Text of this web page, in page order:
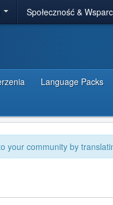
Społeczność &
Language Packs
your community by